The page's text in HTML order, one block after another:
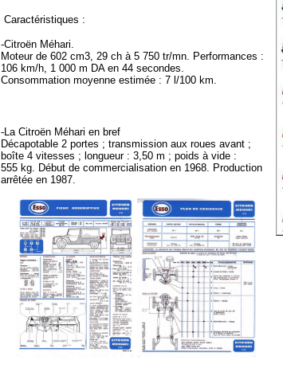
Caractéristiques :
-Citroën Méhari.
Moteur de 602 cm3, 29 ch à 5 750 tr/mn. Performances :
106 km/h, 1 000 m DA en 44 secondes.
Consommation moyenne estimée : 7 l/100 km.
-La Citroën Méhari en bref
Décapotable 2 portes ; transmission aux roues avant ;
boîte 4 vitesses ; longueur : 3,50 m ; poids à vide :
555 kg. Début de commercialisation en 1968. Production
arrêtée en 1987.